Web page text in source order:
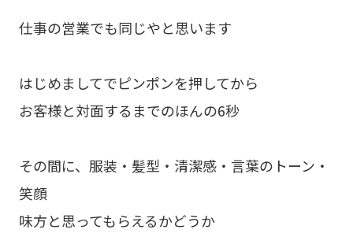
仕事の営業でも同じやと思います
はじめましてでピンポンを押してから
お客様と対面するまでのほんの6秒
その間に、服装・髪型・清潔感・言葉のトーン・
笑顔
味方と思ってもらえるかどうか